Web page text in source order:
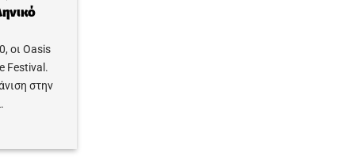
οι Oasis
Festival.
στην